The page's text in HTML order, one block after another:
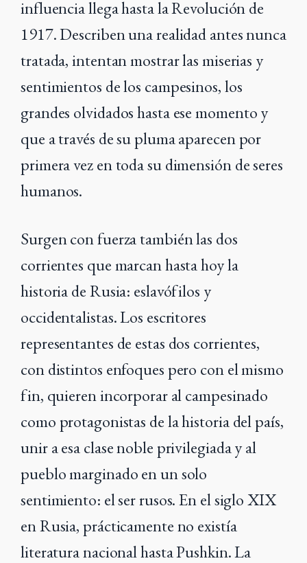
influencia llega hasta la Revolución de
1917. Describen una realidad antes nunca
tratada, intentan mostrar las miserias y
sentimientos de los campesinos, los
grandes olvidados hasta ese momento y
que a través de su pluma aparecen por
primera vez en toda su dimensión de seres
humanos.
Surgen con fuerza también las dos
corrientes que marcan hasta hoy la
historia de Rusia: eslavófilos y
occidentalistas. Los escritores
representantes de estas dos corrientes,
con distintos enfoques pero con el mismo
fin, quieren incorporar al campesinado
como protagonistas de la historia del país,
unir a esa clase noble privilegiada y al
pueblo marginado en un solo
sentimiento: el ser rusos. En el siglo XIX
en Rusia, prácticamente no existía
literatura nacional hasta Pushkin. La